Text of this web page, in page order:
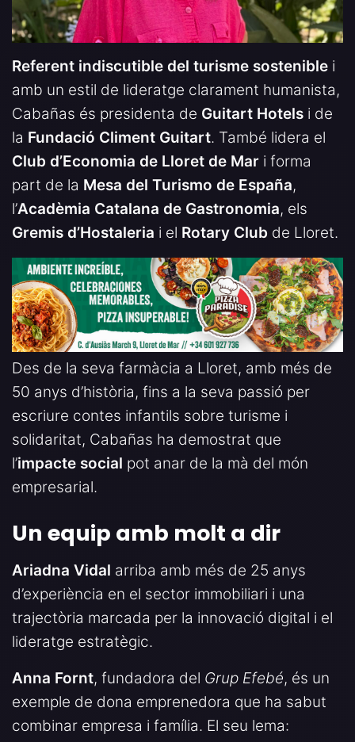
Referent indiscutible del turisme sostenible i
amb un estil de lideratge clarament humanista,
Cabañas és presidenta de Guitart Hotels i de
la Fundació Climent Guitart. També lidera el
Club d’Economia de Lloret de Mar i forma
part de la Mesa del Turismo de España,
l’Acadèmia Catalana de Gastronomia, els
Gremis d’Hostaleria i el Rotary Club de Lloret.
Des de la seva farmàcia a Lloret, amb més de
50 anys d’història, fins a la seva passió per
escriure contes infantils sobre turisme i
solidaritat, Cabañas ha demostrat que
l’impacte social pot anar de la mà del món
empresarial.
Un equip amb molt a dir
Ariadna Vidal arriba amb més de 25 anys
d’experiència en el sector immobiliari i una
trajectòria marcada per la innovació digital i el
lideratge estratègic.
Anna Fornt, fundadora del Grup Efebé, és un
exemple de dona emprenedora que ha sabut
combinar empresa i família. El seu lema: